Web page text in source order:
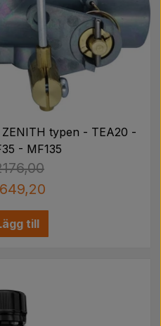
typen - TEA20 -
- MF135
till